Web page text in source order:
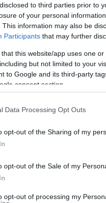
to third parties prior to
of your personal
This information may also be
Participants that may further
that this website/app uses one
but not limited to your
to Google and its third-party
consent section.
Data Processing Opt Outs
opt-out of the Sharing of my
opt-out of the Sale of my
opt-out of processing my